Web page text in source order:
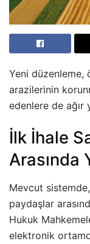
Yeni düzenleme,
arazilerinin
edenlere de ağır
İlk İhale
Arasında
Mevcut
paydaşlar
Hukuk
elektronik